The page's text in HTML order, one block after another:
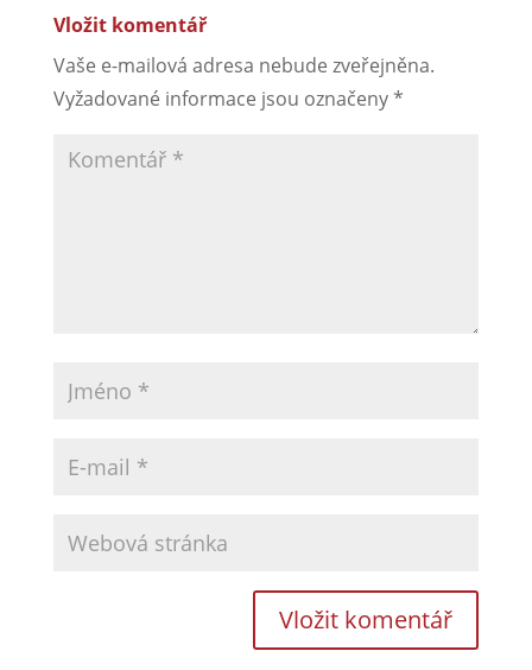
Vložit komentář
Vaše e-mailová adresa nebude zveřejněna.
Vyžadované informace jsou označeny*